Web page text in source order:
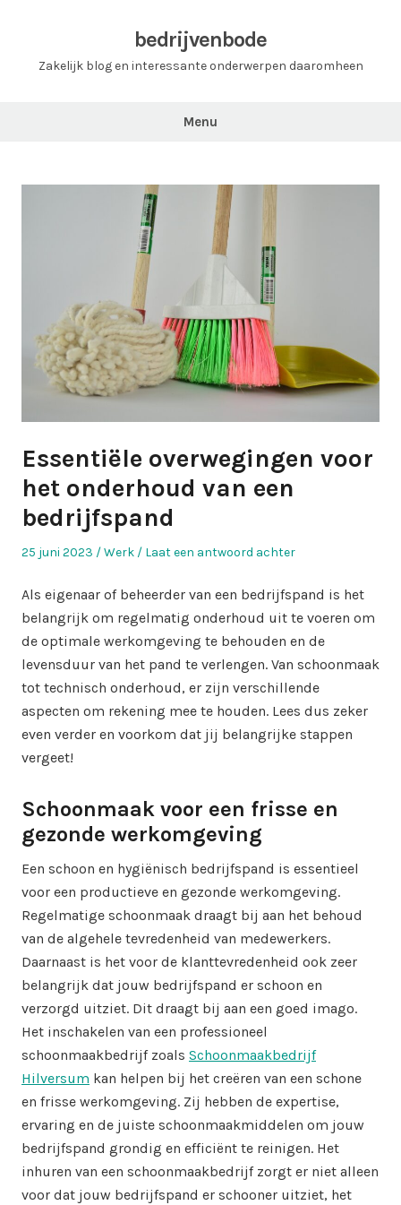
bedrijvenbode
Zakelijk blog en interessante onderwerpen daaromheen
Menu
Essentiële overwegingen voor
het onderhoud van een
bedrijfspand
Geplaatst
25 juni 2023
Geplaatst
Werk Laat een antwoord achter
Als eigenaar of beheerder van een bedrijfspand is het
belangrijk om regelmatig onderhoud uit te voeren om
de optimale werkomgeving te behouden en de
levensduur van het pand te verlengen. Van schoonmaak
tot technisch onderhoud, er zijn verschillende
aspecten om rekening mee te houden. Lees dus zeker
even verder en voorkom dat jij belangrijke stappen
vergeet!
Schoonmaak voor een frisse en
gezonde werkomgeving
Een schoon en hygiënisch bedrijfspand is essentieel
voor een productieve en gezonde werkomgeving.
Regelmatige schoonmaak draagt bij aan het behoud
van de algehele tevredenheid van medewerkers.
Daarnaast is het voor de klanttevredenheid ook zeer
belangrijk dat jouw bedrijfspand er schoon en
verzorgd uitziet. Dit draagt bij aan een goed imago.
Het inschakelen van een professioneel
schoonmaakbedrijf zoals Schoonmaakbedrijf
Hilversum kan helpen bij het creëren van een schone
en frisse werkomgeving. Zij hebben de expertise,
ervaring en de juiste schoonmaakmiddelen om jouw
bedrijfspand grondig en efficiënt te reinigen. Het
inhuren van een schoonmaakbedrijf zorgt er niet alleen
voor dat jouw bedrijfspand er schooner uitziet, het